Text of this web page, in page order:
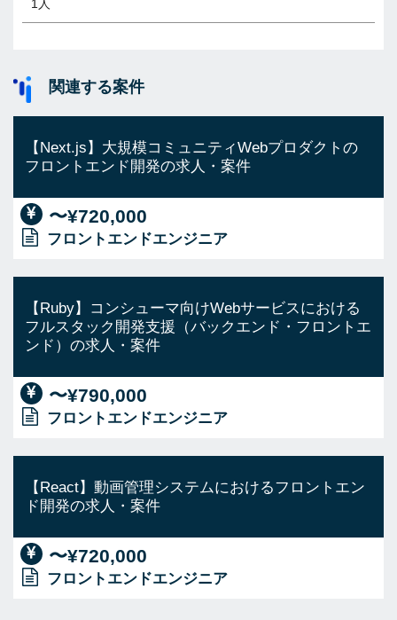
1人
関連する案件
【Next.js】大規模コミュニティWebプロダクトの
フロントエンド開発の求人・案件
〜¥720,000
フロントエンドエンジニア
【Ruby】コンシューマ向けWebサービスにおける
フルスタック開発支援（バックエンド・フロントエ
ンド）の求人・案件
〜¥790,000
フロントエンドエンジニア
【React】動画管理システムにおけるフロントエン
ド開発の求人・案件
〜¥720,000
フロントエンドエンジニア